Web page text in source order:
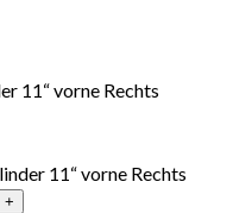
11“ vorne Rechts
11“ vorne Rechts